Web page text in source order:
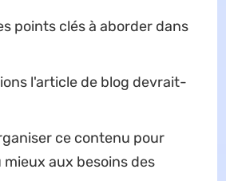
points clés à aborder dans
l'article de blog devrait-
ce contenu pour
aux besoins des